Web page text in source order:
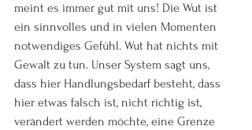
meint es immer gut mit uns! Die Wut ist
ein sinnvolles und in vielen Momenten
notwendiges Gefühl. Wut hat nichts mit
Gewalt zu tun. Unser System sagt uns,
dass hier Handlungsbedarf besteht, dass
hier etwas falsch ist, nicht richtig ist,
verändert werden möchte, eine Grenze